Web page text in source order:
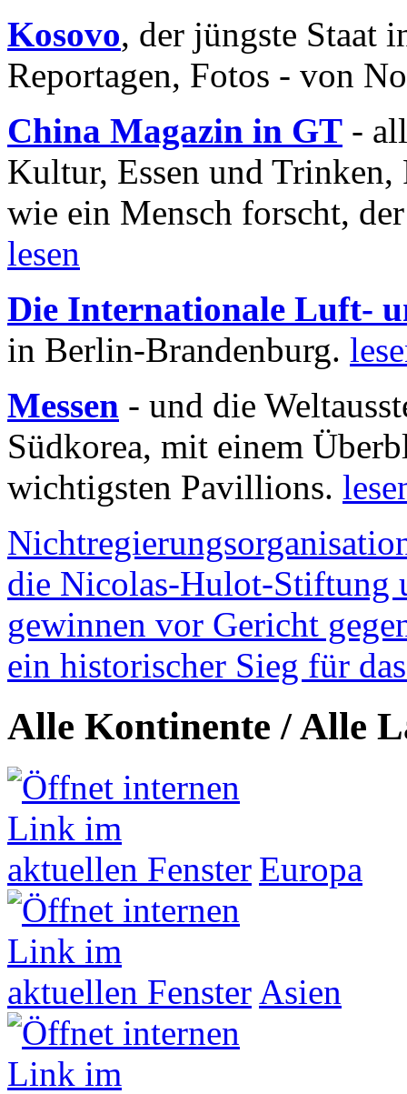
Kosovo, der jüngste Staat
Reportagen, Fotos - von
China Magazin in GT -
Kultur, Essen und
wie ein Mensch forscht,
lesen
Die Internationale Luft-
in Berlin-Brandenburg.
Messen - und die
Südkorea, mit einem
wichtigsten Pavillions.
die Nicolas-Hulot-Stiftung
gewinnen vor Gericht
ein historischer Sieg für
Alle Kontinente / Alle
Europa
Asien